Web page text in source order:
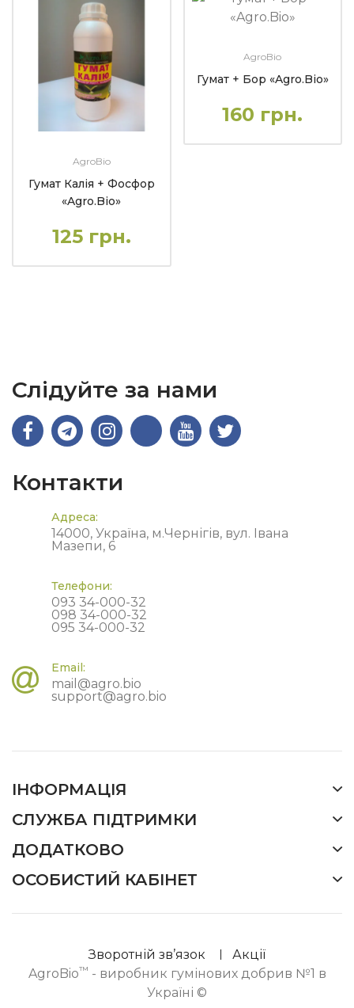
AgroBio
Гумат Калія + Фосфор
«Agro.Bio»
125 грн.
AgroBio
Гумат + Бор «Agro.Bio»
160 грн.
Слідуйте за нами
Контакти
Адреса:
14000, Україна, м.Чернігів, вул. Івана
Мазепи, 6
Телефони:
093 34-000-32
098 34-000-32
095 34-000-32
Email:
mail@agro.bio
support@agro.bio
ІНФОРМАЦІЯ
СЛУЖБА ПІДТРИМКИ
ДОДАТКОВО
ОСОБИСТИЙ КАБІНЕТ
Зворотній зв’язок
Акції
AgroBio™ - виробник гумінових добрив №1 в
Україні ©